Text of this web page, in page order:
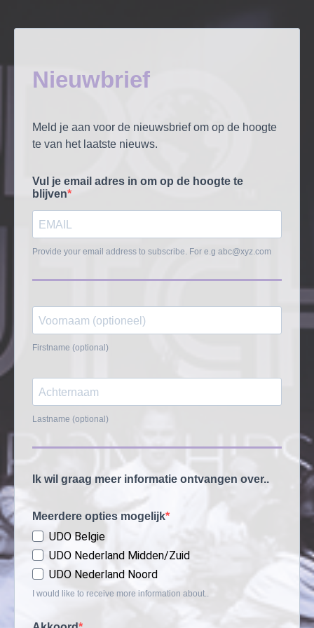
Nieuwbrief
Meld je aan voor de nieuwsbrief om op de hoogte
te van het laatste nieuws.
Vul je email adres in om op de hoogte te
blijven
Provide your email address to subscribe. For e.g abc@xyz.com
Firstname (optional)
Lastname (optional)
Ik wil graag meer informatie ontvangen over..
Meerdere opties mogelijk
UDO Belgie
UDO Nederland Midden/Zuid
UDO Nederland Noord
I would like to receive more information about..